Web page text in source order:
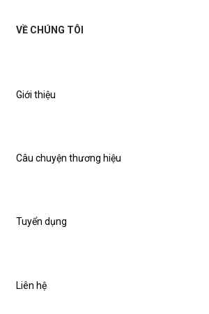
VỀ CHÚNG TÔI
Giới thiệu
Câu chuyện thương hiệu
Tuyển dụng
Liên hệ